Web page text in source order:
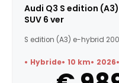
Audi Q3 S edition
SUV 6 ver
S edition (A3) e-hybrid 200
Hybride 10 km 2026